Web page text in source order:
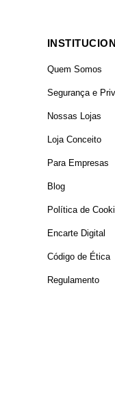
Quem Somos
Segurança e
Nossas Lojas
Loja Conceito
Para Empresas
Blog
Política de
Encarte Digital
Código de Ética
Regulamento